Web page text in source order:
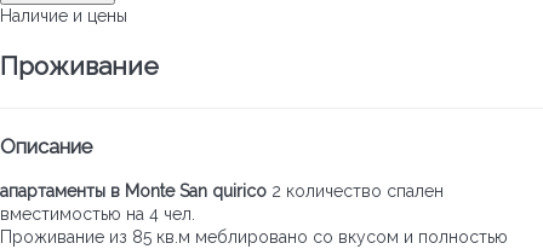
Наличие и цены
Проживание
Описание
апартаменты в Monte San quirico 2 количество спален
вместимостью на 4 чел.
Проживание из 85 кв.м меблировано со вкусом и полностью